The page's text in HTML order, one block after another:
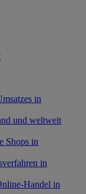
in
und weltweit
Shops in
in
Handel in